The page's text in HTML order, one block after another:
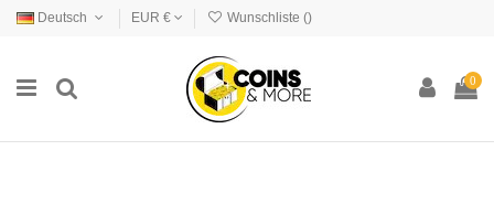
Deutsch EUR € Wunschliste ()
0